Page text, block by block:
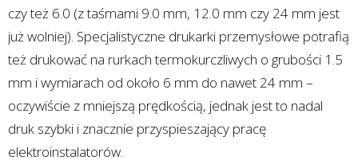
czy też 6.0 (z taśmami 9.0 mm, 12.0 mm czy 24 mm jest
już wolniej). Specjalistyczne drukarki przemysłowe potrafią
też drukować na rurkach termokurczliwych o grubości 1.5
mm i wymiarach od około 6 mm do nawet 24 mm –
oczywiście z mniejszą prędkością, jednak jest to nadal
druk szybki i znacznie przyspieszający pracę
elektroinstalatorów.